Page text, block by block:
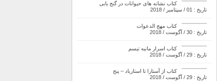
کتاب نشانه های حیوانات در گنج یابی
تاریخ : 01 / سپتامبر / 2018
کتاب مهج الدعوات
تاریخ : 30 / آگوست / 2018
کتاب اسرار مانیه تیسم
تاریخ : 29 / آگوست / 2018
کتاب از آستارا تا استارباد – پنج
تاریخ : 29 / آگوست / 2018